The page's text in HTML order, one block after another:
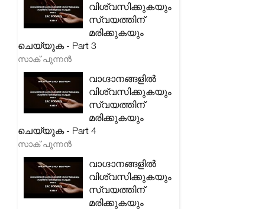
വിശ്വസിക്കുകയും
സ്വയത്തിന്
മരിക്കുകയും
ചെയ്യുക - Part 3
സാക് പുന്നൻ
വാഗ്ദാനങ്ങളിൽ
വിശ്വസിക്കുകയും
സ്വയത്തിന്
മരിക്കുകയും
ചെയ്യുക - Part 4
സാക് പുന്നൻ
വാഗ്ദാനങ്ങളിൽ
വിശ്വസിക്കുകയും
സ്വയത്തിന്
മരിക്കുകയും